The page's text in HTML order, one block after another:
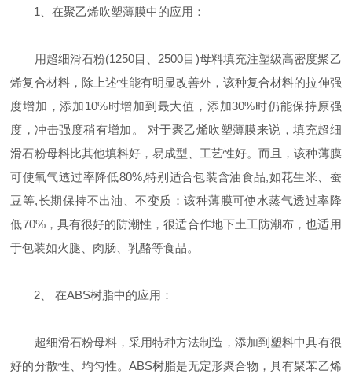
1、在聚乙烯吹塑薄膜中的应用：
用超细滑石粉(1250目、2500目)母料填充注塑级高密度聚乙
烯复合材料，除上述性能有明显改善外，该种复合材料的拉伸强
度增加，添加10%时增加到最大值，添加30%时仍能保持原强
度，冲击强度稍有增加。 对于聚乙烯吹塑薄膜来说，填充超细
滑石粉母料比其他填料好，易成型、工艺性好。而且，该种薄膜
可使氧气透过率降低80%,特别适合包装含油食品,如花生米、蚕
豆等,长期保持不出油、不变质：该种薄膜可使水蒸气透过率降
低70%，具有很好的防潮性，很适合作地下土工防潮布，也适用
于包装如火腿、肉肠、乳酪等食品。
2、 在ABS树脂中的应用：
超细滑石粉母料，采用特种方法制造，添加到塑料中具有很
好的分散性、均匀性。ABS树脂是无定形聚合物，具有聚苯乙烯